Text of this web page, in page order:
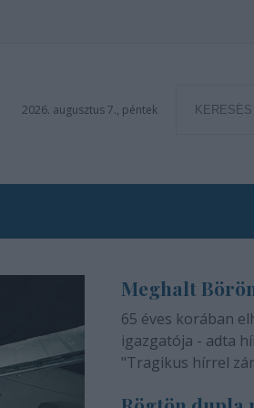
2026. augusztus 7., péntek
Meghalt
65 éves korában
igazgatója - adta
"Tragikus hírrel